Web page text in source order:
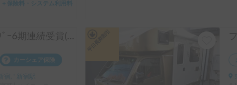
＋保険料・システム利用料
㊗️ｽｰﾊﾟｰﾎﾙﾀﾞｰ6期連続受賞(2024-26年 認定実績)👑 長期のご利用実績多数♨️🐕♨️わんちゃん🆗🙆✨FFヒーターで夜はぽかぽか☕️直前予約も可能(要相談下さい)⏰全面網戸で犬も人も快適👍ファミリーも喜んで頂けます😃〈ポータブルクーラー・大容量ポータブルバッテリー・電子レンジ・天井換気ファン・冷蔵庫・サブバッテリー2機・外部電源〉 断熱車体&アクリル二重＋網戸とシェード付の断熱窓！花火大会＆野外音楽フェスにも！ロードバイク2台楽々積んで車中泊OK❣️トランポ的な使い方も出来ます！ ハイエース サーフィン 憧れのキャンピングカーで！ 白馬 野沢温泉 蔵王 八方尾根 妙高 スキー スノボ
カーシェア保険
宿, ' 新宿駅